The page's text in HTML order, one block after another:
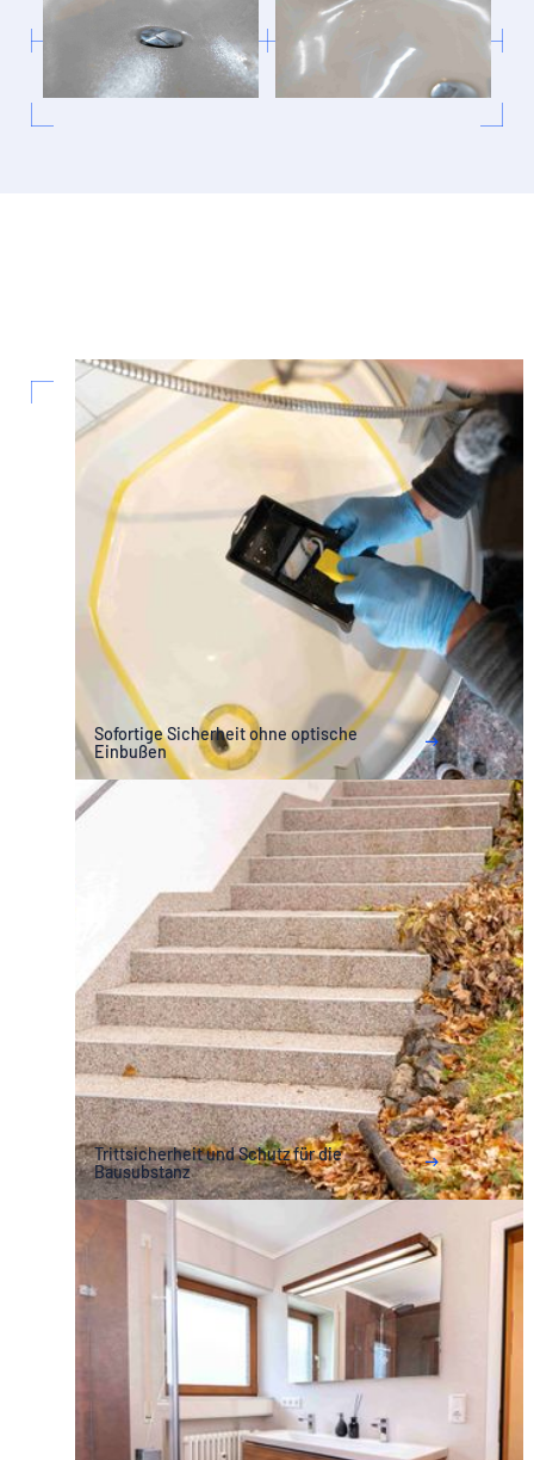
Sofortige Sicherheit ohne optische
Einbußen
Trittsicherheit und Schutz für die
Bausubstanz